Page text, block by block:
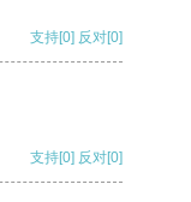
支持[0] 反对[0]
支持[0] 反对[0]